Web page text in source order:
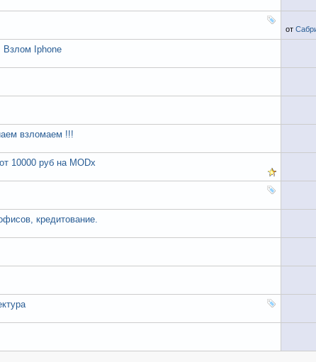
от
Взлом Iphone
взломаем !!!
10000 руб на MODx
кредитование.